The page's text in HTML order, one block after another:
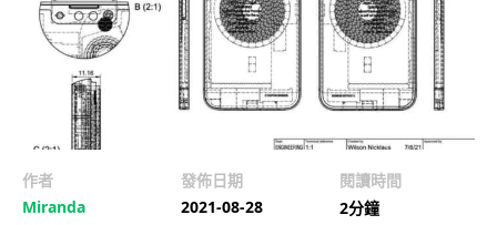
作者
Miranda
發佈日期
2021-08-28
閱讀時間
2分鐘